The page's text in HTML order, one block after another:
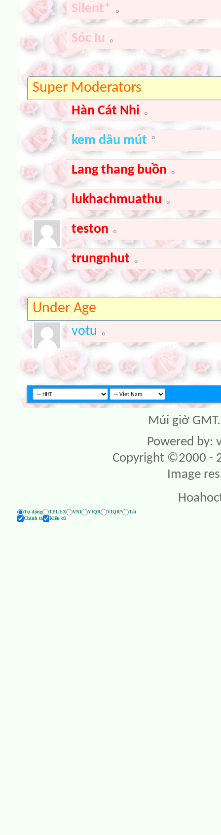
Silent*
Sóc Iu
Super Moderators
Hàn Cát Nhi
kem dâu mút
Lang thang buồn
lukhachmuathu
teston
trungnhut
Under Age
votu
Múi giờ
Powered by:
Copyright ©2000 -
Image
Tự động TELEX VNI VIQR VIQR*
Tắt
Chính tả
Kiểu cũ